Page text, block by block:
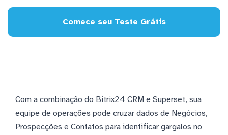
Comece seu Teste Grátis
Com a combinação do Bitrix24 CRM e Superset, sua
equipe de operações pode cruzar dados de Negócios,
Prospecções e Contatos para identificar gargalos no